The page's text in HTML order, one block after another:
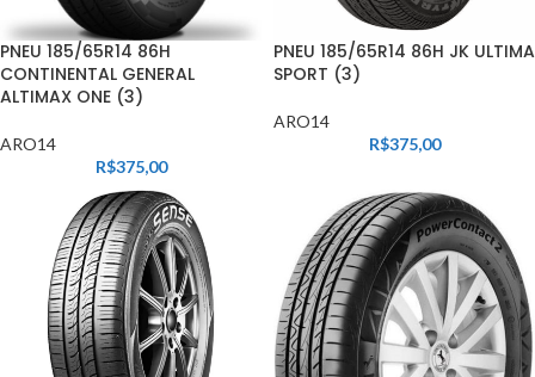
PNEU 185/65R14 86H
CONTINENTAL GENERAL
ALTIMAX ONE (3)
ARO14
R$375,00
PNEU 185/65R14 86H JK ULTIMA
SPORT (3)
ARO14
R$375,00